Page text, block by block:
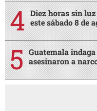
Diez horas sin
este sábado 8 de
Guatemala
asesinaron a